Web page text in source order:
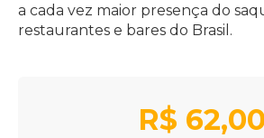
a cada vez maior presença do
restaurantes e bares do Brasil.
R$ 62,00